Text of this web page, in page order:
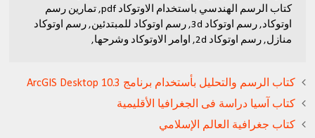
كتاب الرسم الهندسي باستخدام الاوتوكاد pdf, تمارين رسم
اوتوكاد, رسم اوتوكاد 3d, رسم اوتوكاد للمبتدئين, رسم اوتوكاد
منازل, رسم اوتوكاد 2d, اوامر الاوتوكاد وشرحها,
كتاب الرسم والتحليل بأستخدام برنامج ArcGIS Desktop 10.3
كتاب آسيا دراسة فى الجغرافيا الأقليمية
كتاب جغرافية العالم الإسلامي